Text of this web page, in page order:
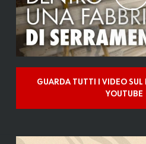
GUARDA TUTTI I VIDEO SUL
YOUTUBE